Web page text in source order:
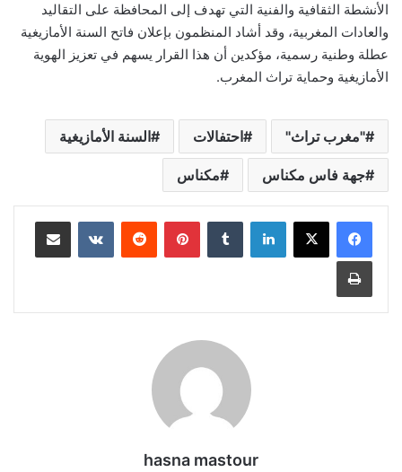
الأنشطة الثقافية والفنية التي تهدف إلى المحافظة على التقاليد
والعادات المغربية، وقد أشاد المنظمون بإعلان فاتح السنة الأمازيغية
عطلة وطنية رسمية، مؤكدين أن هذا القرار يسهم في تعزيز الهوية
الأمازيغية وحماية تراث المغرب.
"مغرب تراث" احتفالات السنة الأمازيغية
جهة فاس مكناس مكناس
لينكدإن بينتيريست مشاركة عبر البريد
طباعة
hasna mastour